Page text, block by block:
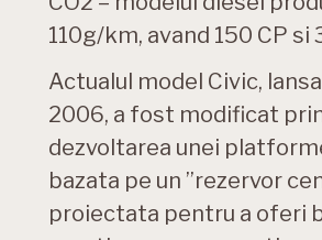
110g/km, avand 150 CP si
Actualul model Civic,
2006, a fost modificat
dezvoltarea unei
bazata pe un ”rezervor
proiectata pentru a oferi